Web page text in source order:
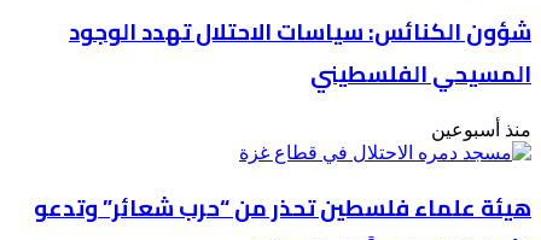
شؤون الكنائس: سياسات الاحتلال تهدد الوجود
المسيحي الفلسطيني
منذ أسبوعين
هيئة علماء فلسطين تحذر من “حرب شعائر” وتدعو